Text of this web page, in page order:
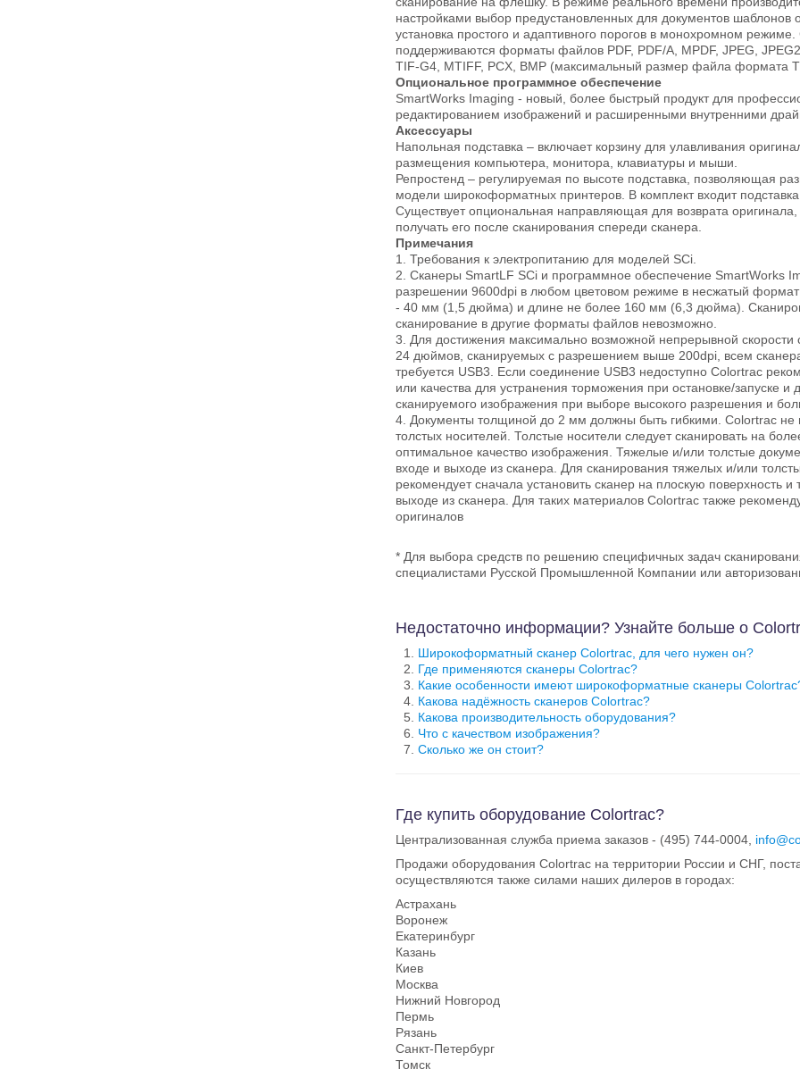
настройками выбор предустановленных для документов шаблонов
установка простого и адаптивного порогов в монохромном
поддерживаются форматы файлов PDF, PDF/A, MPDF, JPEG,
TIF-G4, MTIFF, PCX, BMP (максимальный размер файла формата
Опциональное программное обеспечение
SmartWorks Imaging - новый, более быстрый продукт для
редактированием изображений и расширенными внутренними
Аксессуары
Напольная подставка – включает корзину для улавливания
размещения компьютера, монитора, клавиатуры и мыши.
Репростенд – регулируемая по высоте подставка, позволяющая
модели широкоформатных принтеров. В комплект входит
Существует опциональная направляющая для возврата
получать его после сканирования спереди сканера.
Примечания
1. Требования к электропитанию для моделей SCi.
2. Сканеры SmartLF SCi и программное обеспечение SmartWorks
разрешении 9600dpi в любом цветовом режиме в несжатый
- 40 мм (1,5 дюйма) и длине не более 160 мм (6,3 дюйма).
сканирование в другие форматы файлов невозможно.
3. Для достижения максимально возможной непрерывной
24 дюймов, сканируемых с разрешением выше 200dpi, всем
требуется USB3. Если соединение USB3 недоступно Colortrac
или качества для устранения торможения при остановке/запуске и
сканируемого изображения при выборе высокого разрешения и
4. Документы толщиной до 2 мм должны быть гибкими. Colortrac не
толстых носителей. Толстые носители следует сканировать на
оптимальное качество изображения. Тяжелые и/или толстые
входе и выходе из сканера. Для сканирования тяжелых и/или
рекомендует сначала установить сканер на плоскую поверхность
выходе из сканера. Для таких материалов Colortrac также
оригиналов
* Для выбора средств по решению специфичных задач
специалистами Русской Промышленной Компании или
Недостаточно информации? Узнайте больше о
Широкоформатный сканер Colortrac, для чего нужен он?
Где применяются сканеры Colortrac?
Какие особенности имеют широкоформатные сканеры
Какова надёжность сканеров Colortrac?
Какова производительность оборудования?
Что с качеством изображения?
Сколько же он стоит?
Где купить оборудование Colortrac?
Централизованная служба приема заказов - (495) 744-0004,
Продажи оборудования Colortrac на территории России и СНГ,
осуществляются также силами наших дилеров в городах:
Астрахань
Воронеж
Екатеринбург
Казань
Киев
Москва
Нижний Новгород
Пермь
Рязань
Санкт-Петербург
Томск